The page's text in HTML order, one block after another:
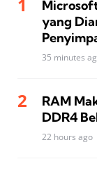
yang
35 minutes
RAM
DDR4
22 hours ago